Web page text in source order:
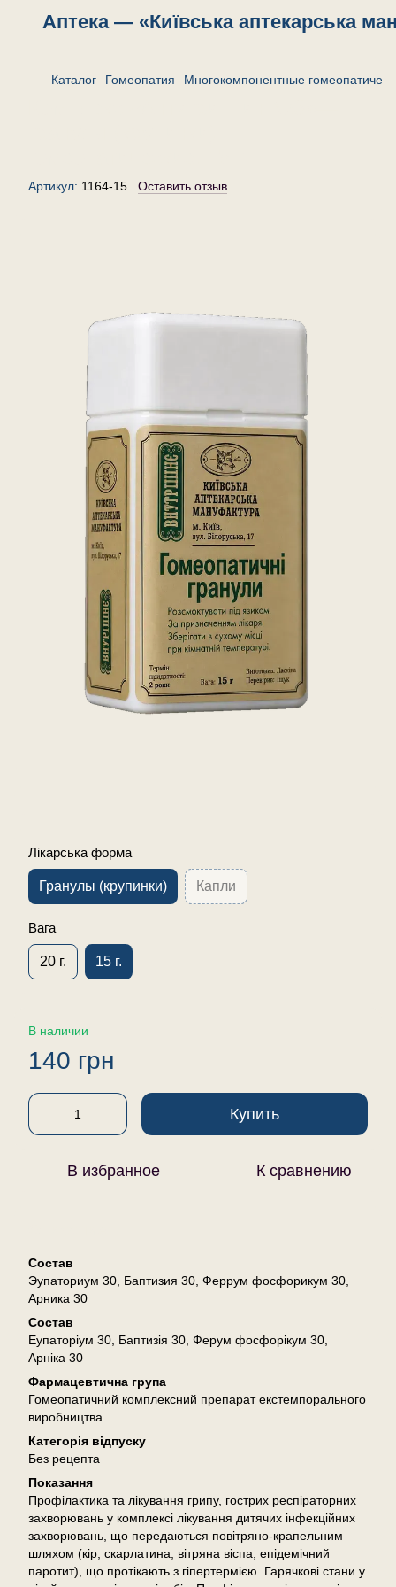
Аптека — «Київська аптекарська
Каталог Гомеопатия Многокомпонентные
Артикул: 1164-15 Оставить отзыв
Лікарська форма
Гранулы (крупинки) Капли
Вага
20 г. 15 г.
В наличии
140 грн
Купить
В избранное К сравнению
Состав
Эупаториум 30, Баптизия 30, Феррум фосфорикум 30,
Арника 30
Состав
Еупаторіум 30, Баптизія 30, Ферум фосфорікум 30,
Арніка 30
Фармацевтична група
Гомеопатичний комплексний препарат екстемпорального
виробництва
Категорія відпуску
Без рецепта
Показання
Профілактика та лікування грипу, гострих респіраторних
захворювань у комплексі лікування дитячих інфекційних
захворювань, що передаються повітряно-крапельним
шляхом (кір, скарлатина, вітряна віспа, епідемічний
паротит), що протікають з гіпертермією. Гарячкові стани у